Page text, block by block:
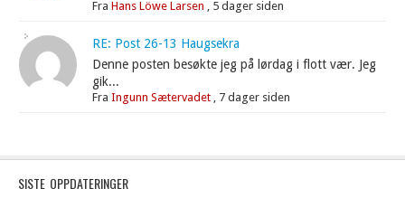
FraHans Löwe Larsen , 5 dager siden
RE: Post 26-13 Haugsekra
Denne posten besøkte jeg på lørdag i flott vær. Jeg
gik...
FraIngunn Sætervadet , 7 dager siden
SISTE OPPDATERINGER